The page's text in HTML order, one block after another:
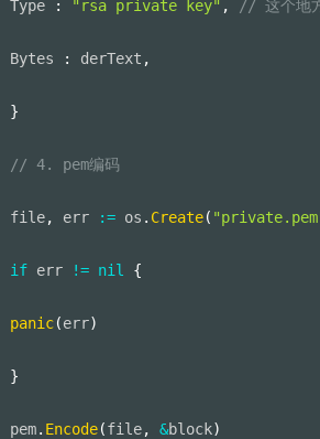
Type : "rsa private key" , // 这个地
Bytes : derText ,
}
// 4. pem编码
file, err := os . Create(
if err != nil {
panic(err)
}
pem. Encode(file, &block)